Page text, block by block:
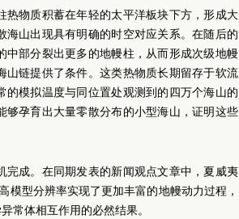
物质积蓄在年轻的太平洋板块下方，形成大
山出现具有明确的时空对应关系。在随后的
部分裂出更多的地幔柱，从而形成次级地幔
链提供了条件。这类热物质长期留存于软流
模拟温度与同位置处观测到的四万个海山的
孕育出大量零散分布的小型海山，证明这些
成。在同期发表的新闻观点文章中，夏威夷
模型分辨率实现了更加丰富的地幔动力过程，
常体相互作用的必然结果。